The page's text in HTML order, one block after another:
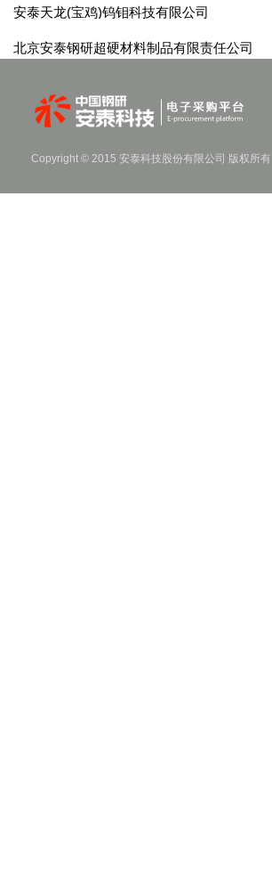
安泰天龙(宝鸡)钨钼科技有限公司
北京安泰钢研超硬材料制品有限责任公司
海美格磁石技术(深圳)有限公司
安泰(霸州)特种粉业有限公司
安泰天龙钨钼科技有限公司
Copyright © 2015 安泰科技股份有限公司 版权所有